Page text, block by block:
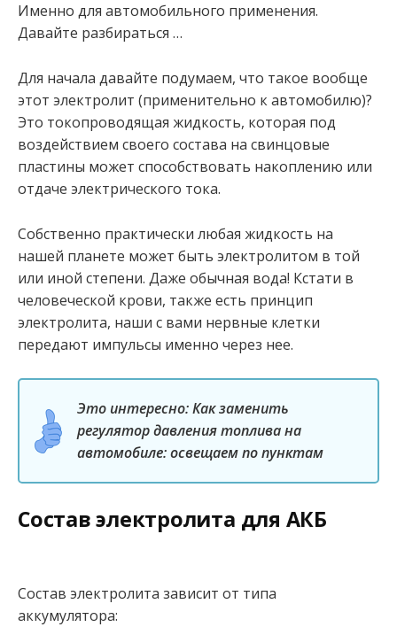
Именно для автомобильного применения.
Давайте разбираться …
Для начала давайте подумаем, что такое вообще
этот электролит (применительно к автомобилю)?
Это токопроводящая жидкость, которая под
воздействием своего состава на свинцовые
пластины может способствовать накоплению или
отдаче электрического тока.
Собственно практически любая жидкость на
нашей планете может быть электролитом в той
или иной степени. Даже обычная вода! Кстати в
человеческой крови, также есть принцип
электролита, наши с вами нервные клетки
передают импульсы именно через нее.
Это интересно: Как заменить
регулятор давления топлива на
автомобиле: освещаем по пунктам
Состав электролита для АКБ
Состав электролита зависит от типа
аккумулятора: